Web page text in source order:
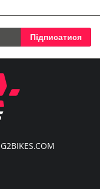
Підписатися
G2BIKES.COM